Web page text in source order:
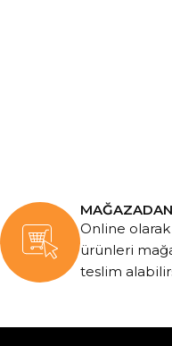
Online olarak
ürünleri
teslim